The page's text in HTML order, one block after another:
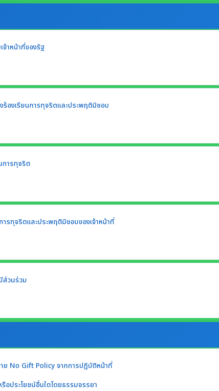
าหน้าที่ของรัฐ
ร้องเรียนการทุจริตและประพฤติมิชอบ
การทุจริต
รทุจริตและประพฤติมิชอบของเจ้าหน้าที่
ส่วนร่วม
ย No Gift Policy จากการปฏิบัติหน้าที่
อประโยชน์อื่นใดโดยธรรมจรรยา